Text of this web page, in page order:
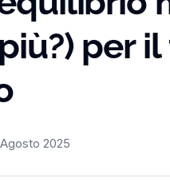
per
2025